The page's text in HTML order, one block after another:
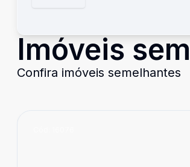
Imóveis
Confira imóveis semelhantes